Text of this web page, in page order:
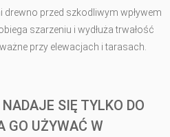
przed szkodliwym wpływem
szarzeniu i wydłuża trwałość
przy elewacjach i tarasach.
SIĘ TYLKO DO
GO UŻYWAĆ W